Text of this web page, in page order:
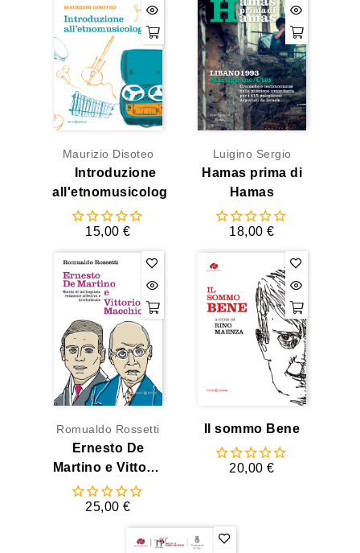
Maurizio Disoteo
Introduzione
all'etnomusicologia
15,00 €
Luigino Sergio
Hamas prima di
Hamas
18,00 €
Romualdo Rossetti
Ernesto De
Martino e Vittorio
Macchioro
25,00 €
Il sommo Bene
20,00 €